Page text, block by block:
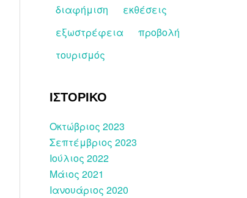
διαφήμιση
εκθέσεις
εξωστρέφεια
προβολή
τουρισμός
ΙΣΤΟΡΙΚΟ
Οκτώβριος 2023
Σεπτέμβριος 2023
Ιούλιος 2022
Μάιος 2021
Ιανουάριος 2020